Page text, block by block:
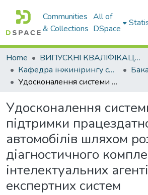
Communities
& Collections
All of
DSpace
Home
ВИПУСКНІ КВАЛІФІКАЦІЙНІ РОБОТИ
Кафедра інжинірингу систем автомобільного транспорту
Удосконалення системи підтримки працездатності автомобілів шляхом розробки діагностичного комплексу на базі інтелектуальних агентів та експертних систем
Удосконалення
підтримки
автомобілів шляхом
діагностичного
інтелектуальних
експертних систем